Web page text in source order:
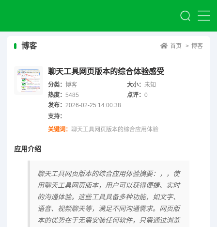
博客 首页 > 博客
聊天工具网页版本的综合体验感受
分类： 博客 大小：未知
热度： 5485 点评：0
发布： 2026-02-25 14:00:38
支持：
关键词： 聊天工具网页版本的综合应用体验
应用介绍
聊天工具网页版本的综合应用体验摘要：，，使
用聊天工具网页版本，用户可以获得便捷、实时
的沟通体验。这些工具具备多种功能，如文字、
语音、视频聊天等，满足不同沟通需求。网页版
本的优势在于无需安装任何软件，只需通过浏览